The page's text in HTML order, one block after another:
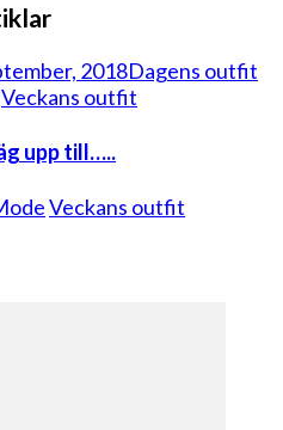
2018Dagens outfit
Veckans outfit
upp till…..
Veckans outfit